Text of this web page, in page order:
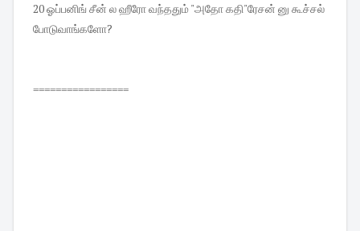
20 ஓப்பனிங் சீன் ல ஹீரோ வந்ததும் "அதோ கதி"ரேசன் னு கூச்சல்
போடுவாங்களோ?
=================